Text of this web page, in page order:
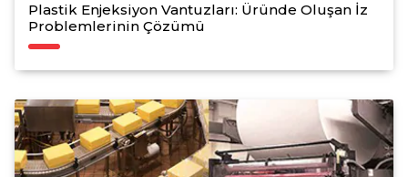
Plastik Enjeksiyon Vantuzları: Üründe Oluşan İz
Problemlerinin Çözümü